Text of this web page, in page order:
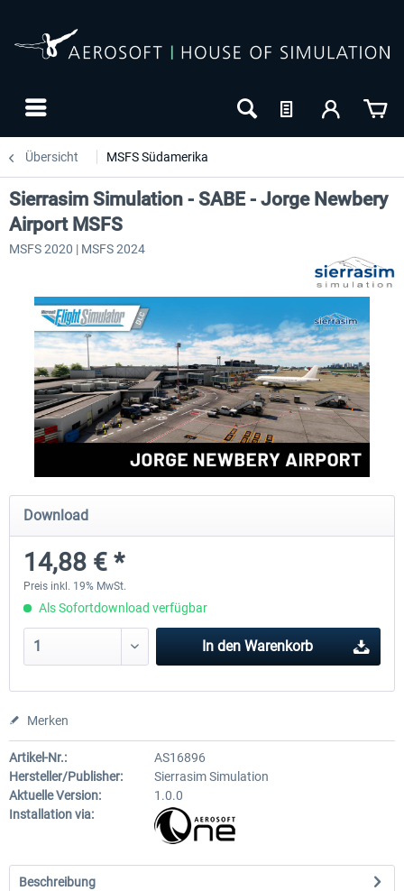
Übersicht MSFS Südamerika
FSDG - Cusco MSFS
Sierrasim Simulation - SKMD
Herrera...
Sierrasim Simulation - SABE - Jorge Newbery
Airport MSFS
MSFS 2020 | MSFS 2024
Download
14,88 € *
Preis inkl. 19% MwSt.
Als Sofortdownload verfügbar
In den Warenkorb
Merken
Artikel-Nr.:
AS16896
Hersteller/Publisher:
Sierrasim Simulation
Aktuelle Version:
1.0.0
Installation via:
Beschreibung